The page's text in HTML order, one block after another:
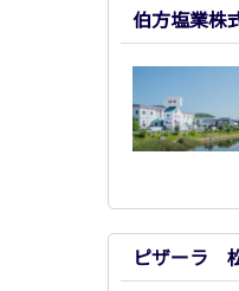
伯方塩業株
ピザーラ